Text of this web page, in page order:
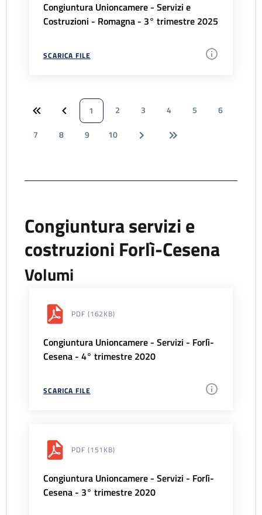
Congiuntura Unioncamere - Servizi e
Costruzioni - Romagna - 3° trimestre 2025
SCARICA FILE
1 2 3 4 5
6
7
8 9 10
Congiuntura servizi e
costruzioni Forlì-Cesena
Volumi
PDF (162KB)
Congiuntura Unioncamere - Servizi - Forlì-
Cesena - 4° trimestre 2020
SCARICA FILE
PDF (151KB)
Congiuntura Unioncamere - Servizi - Forlì-
Cesena - 3° trimestre 2020